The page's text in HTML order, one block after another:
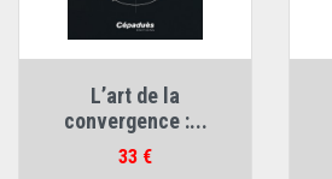
L’art de la
convergence :...
Prix
33 €